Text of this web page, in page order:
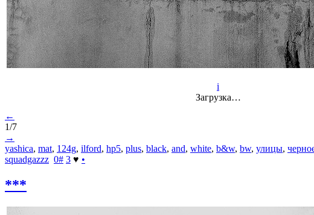
i
Загрузка…
←
1/7
→
yashica, mat, 124g, ilford, hp5, plus, black, and, white, b&w, bw, улицы,
squadgazzz 0# 3 ♥ •
***